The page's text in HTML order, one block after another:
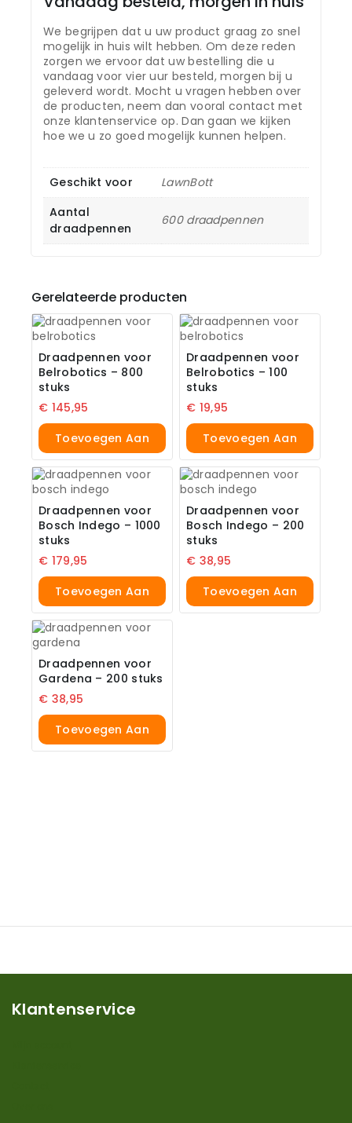
We begrijpen dat u uw product graag zo snel
mogelijk in huis wilt hebben. Om deze reden
zorgen we ervoor dat uw bestelling die u
vandaag voor vier uur besteld, morgen bij u
geleverd wordt. Mocht u vragen hebben over
de producten, neem dan vooral contact met
onze klantenservice op. Dan gaan we kijken
hoe we u zo goed mogelijk kunnen helpen.
Geschikt voor
LawnBott
Aantal
draadpennen
600 draadpennen
Gerelateerde producten
Draadpennen voor
Belrobotics – 800
stuks
€ 145,95
Toevoegen Aan
Winkelwagen
Draadpennen voor
Belrobotics – 100
stuks
€ 19,95
Toevoegen Aan
Winkelwagen
Draadpennen voor
Bosch Indego – 1000
stuks
€ 179,95
Toevoegen Aan
Winkelwagen
Draadpennen voor
Bosch Indego – 200
stuks
€ 38,95
Toevoegen Aan
Winkelwagen
Draadpennen voor
Gardena – 200 stuks
€ 38,95
Toevoegen Aan
Winkelwagen
Klantenservice